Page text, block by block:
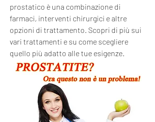
prostatico è una combinazione di
farmaci, interventi chirurgici e altre
opzioni di trattamento. Scopri di più sui
vari trattamenti e su come scegliere
quello più adatto alle tue esigenze.